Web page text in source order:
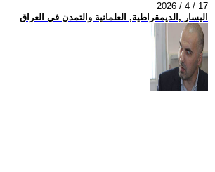
2026 / 4 / 17
اليسار ,الديمقراطية, العلمانية والتمدن في العراق